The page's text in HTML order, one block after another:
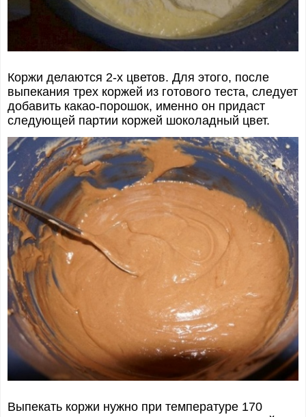
Коржи делаются 2-х цветов. Для этого, после
выпекания трех коржей из готового теста, следует
добавить какао-порошок, именно он придаст
следующей партии коржей шоколадный цвет.
Выпекать коржи нужно при температуре 170